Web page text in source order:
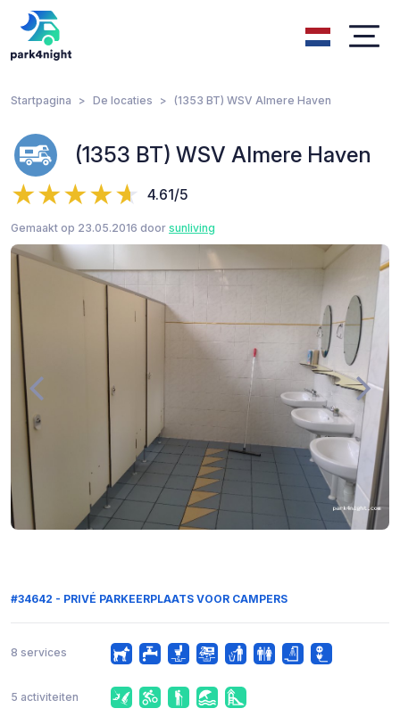
Startpagina De locaties (1353 BT) WSV Almere Haven
(1353 BT) WSV Almere Haven
4.61/5
Gemaakt op 23.05.2016 door sunliving
#34642 - PRIVÉ PARKEERPLAATS VOOR CAMPERS
8 services
5 activiteiten